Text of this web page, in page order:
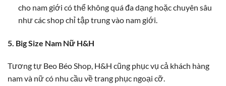
cho nam giới có thể không quá đa dạng hoặc chuyên sâu
như các shop chỉ tập trung vào nam giới.
5. Big Size Nam Nữ H&H
Tương tự Beo Béo Shop, H&H cũng phục vụ cả khách hàng
nam và nữ có nhu cầu về trang phục ngoại cỡ.